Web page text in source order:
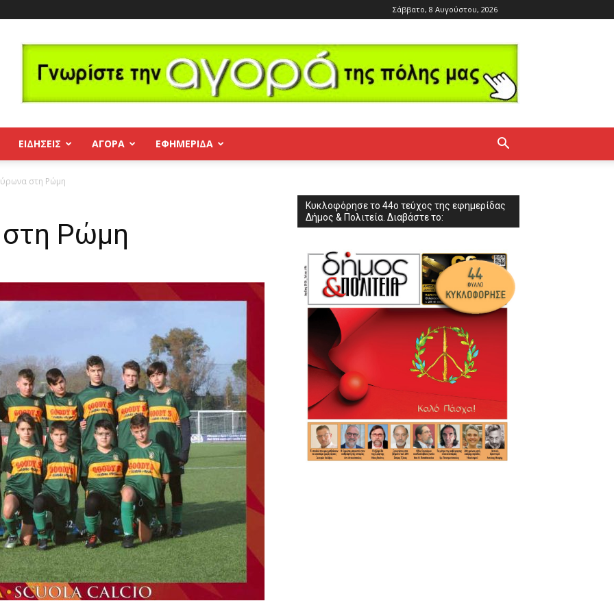
Σάββατο, 8 Αυγούστου, 2026
ΕΙΔΗΣΕΙΣ ΑΓΟΡΑ ΕΦΗΜΕΡΊΔΑ
στη Ρώμη
Ρώμη
Κυκλοφόρησε το 44ο τεύχος της εφημερίδας
Δήμος & Πολιτεία. Διαβάστε το: